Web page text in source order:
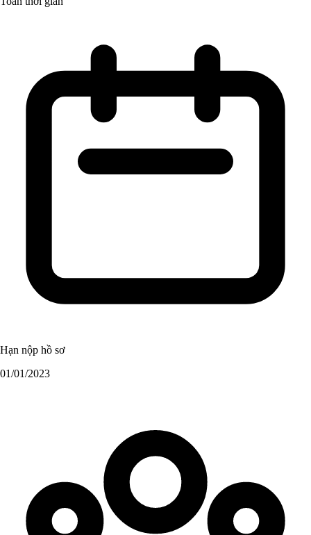
Hạn nộp hồ sơ
01/01/2023